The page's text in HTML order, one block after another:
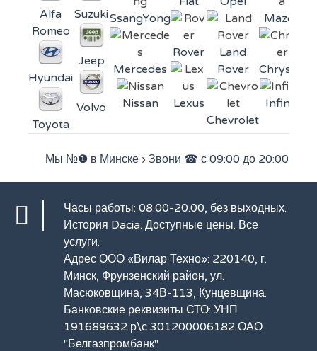
Alfa
Romeo
Hyundai
Toyota
Suzuki
Jeep
Volvo
SsangYong
Mercedes
Nissan
Rover
Lexus
Land
Rover
Chevrolet
Mazda
Chrysler
Infiniti
Мы №❶ в Минске › Звони ☎ с 09:00 до 20:00
Часы работы: 08.00-20.00, без выходных.
История Dacia. Доступные цены. Все
услуги.
Адрес ООО «Вилар Техно»: 220140, г.
Минск, Фрунзенский район, ул.
Масюковщина, 34В-113, Кунцевщина.
Банковские реквизиты СТО: УНП
191689632 р\с 301200006182 ОАО
"Белгазпромбанк".